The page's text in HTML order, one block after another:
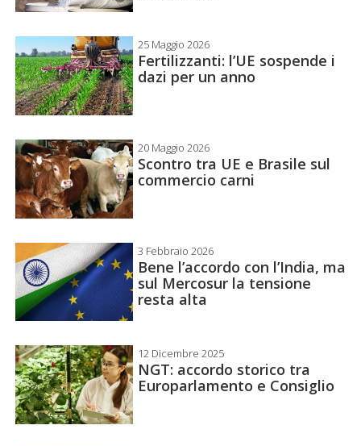
25 Maggio 2026
Fertilizzanti: l’UE sospende i
dazi per un anno
20 Maggio 2026
Scontro tra UE e Brasile sul
commercio carni
3 Febbraio 2026
Bene l’accordo con l’India, ma
sul Mercosur la tensione
resta alta
12 Dicembre 2025
NGT: accordo storico tra
Europarlamento e Consiglio